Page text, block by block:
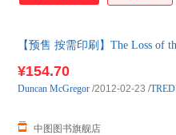
【预售 按需印刷】The Loss of
¥154.70
中图图书旗舰店
Duncan McGregor /2012-02-23 /